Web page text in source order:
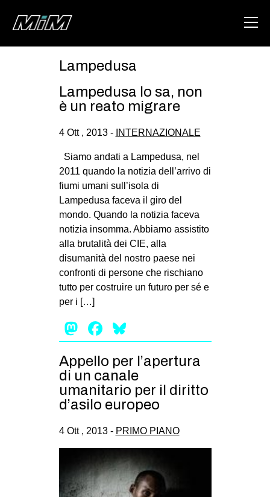
ABOUT
AREA
GAZA FREESTYLE
CSOA LAMBRETTA
MSM
STUDENTI TSUNAMI
ZAM
MILANO
SPORT POPOLARE
MOVIMENTI
AMBIENTE
ANTIFASCISMO
DIRITTO ALL’ABITARE
GENERI
MIGRAZIONI
PRECARIATO
Lampedusa
Lampedusa lo sa, non
è un reato migrare
4 Ott , 2013 - INTERNAZIONALE
Siamo andati a Lampedusa, nel
2011 quando la notizia dell’arrivo di
fiumi umani sull’isola di
Lampedusa faceva il giro del
mondo. Quando la notizia faceva
notizia insomma. Abbiamo assistito
alla brutalità dei CIE, alla
disumanità del nostro paese nei
confronti di persone che rischiano
tutto per costruire un futuro per sé e
per i […]
Mastodon
Facebook
Appello per l’apertura
di un canale
umanitario per il diritto
d’asilo europeo
4 Ott , 2013 - PRIMO PIANO